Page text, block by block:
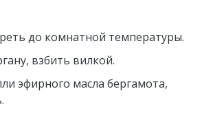
до комнатной температуры.
взбить вилкой.
эфирного масла бергамота,